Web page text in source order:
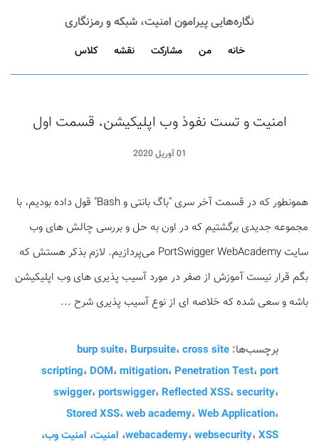
نگاره‌هایی پیرامون امنیت، شبکه و رمزنگاری
خانه من مشارکت نقشه کلاس
امنیت و تست نفوذ وب اپلیکیشن، قسمت اول
01 آوریل 2020
همونطور که در قسمت آخر سری "باگ بانتی و Bash" قول داده بودیم، با
مجموعه جدیدی برگشتیم که در اون به حل و بررسی چالش های وب
سایت PortSwigger WebAcademy می‌پردازیم. لازم بذکر هستش که
بگم قرار نیست آموزش از صفر در مورد آسیب پذیری های وب اپلیکیشن
باشه و سعی شده که خلاصه ای از نوع آسیب پذیری شرح ...
برچسب‌ها: burp suite، Burpsuite،cross site
scripting، DOM،mitigation، Penetration Test،port
swigger،portswigger، Reflected XSS،security،
Stored XSS،web academy،Web Application،
webacademy،websecurity،XSS ، امنیت، امنیت وب،